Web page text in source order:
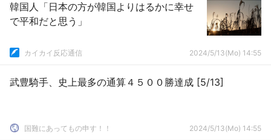
韓国人「日本の方が韓国よりはるかに幸せ
で平和だと思う」
カイカイ反応通信 2024/5/13(Mo) 14:55
武豊騎手、史上最多の通算４５００勝達成 [5/13]
国難にあってもの申す！！ 2024/5/13(Mo) 14:55